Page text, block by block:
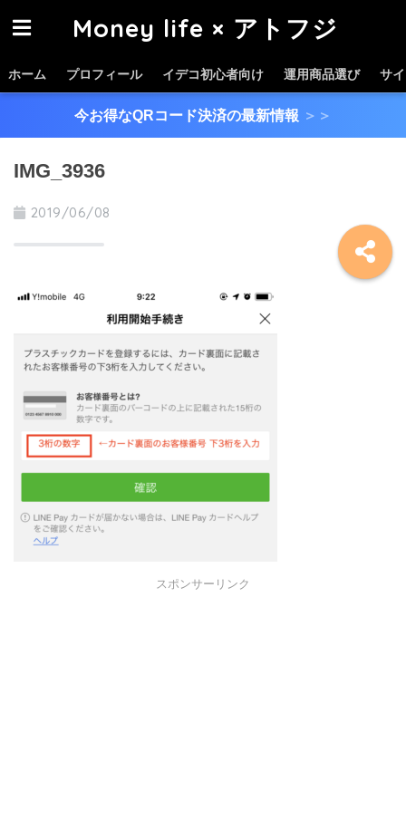
Money life × アトフジ
ホーム プロフィール イデコ初心者向け 運用商品選び サ
今お得なQRコード決済の最新情報 ＞＞
IMG_3936
2019/06/08
スポンサーリンク